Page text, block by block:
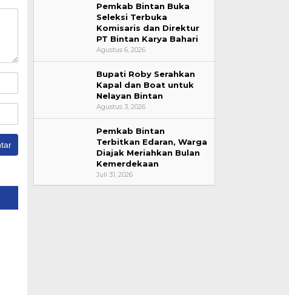
Pemkab Bintan Buka
Seleksi Terbuka
Komisaris dan Direktur
PT Bintan Karya Bahari
Agustus 6, 2026
Bupati Roby Serahkan
Kapal dan Boat untuk
Nelayan Bintan
Agustus 3, 2026
Pemkab Bintan
Terbitkan Edaran, Warga
Diajak Meriahkan Bulan
Kemerdekaan
Juli 31, 2026